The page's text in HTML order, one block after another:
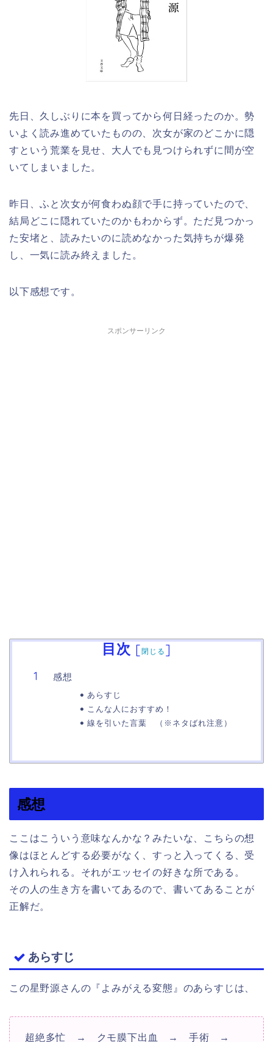
先日、久しぶりに本を買ってから何日経ったのか。勢
いよく読み進めていたものの、次女が家のどこかに隠
すという荒業を見せ、大人でも見つけられずに間が空
いてしまいました。
昨日、ふと次女が何食わぬ顔で手に持っていたので、
結局どこに隠れていたのかもわからず。ただ見つかっ
た安堵と、読みたいのに読めなかった気持ちが爆発
し、一気に読み終えました。
以下感想です。
スポンサーリンク
目次 [閉じる ]
感想
あらすじ
こんな人におすすめ！
線を引いた言葉 （※ネタばれ注意）
感想
ここはこういう意味なんかな？みたいな、こちらの想
像はほとんどする必要がなく、すっと入ってくる、受
け入れられる。それがエッセイの好きな所である。
その人の生き方を書いてあるので、書いてあることが
正解だ。
あらすじ
この星野源さんの『よみがえる変態』のあらすじは、
超絶多忙 → クモ膜下出血 → 手術 →